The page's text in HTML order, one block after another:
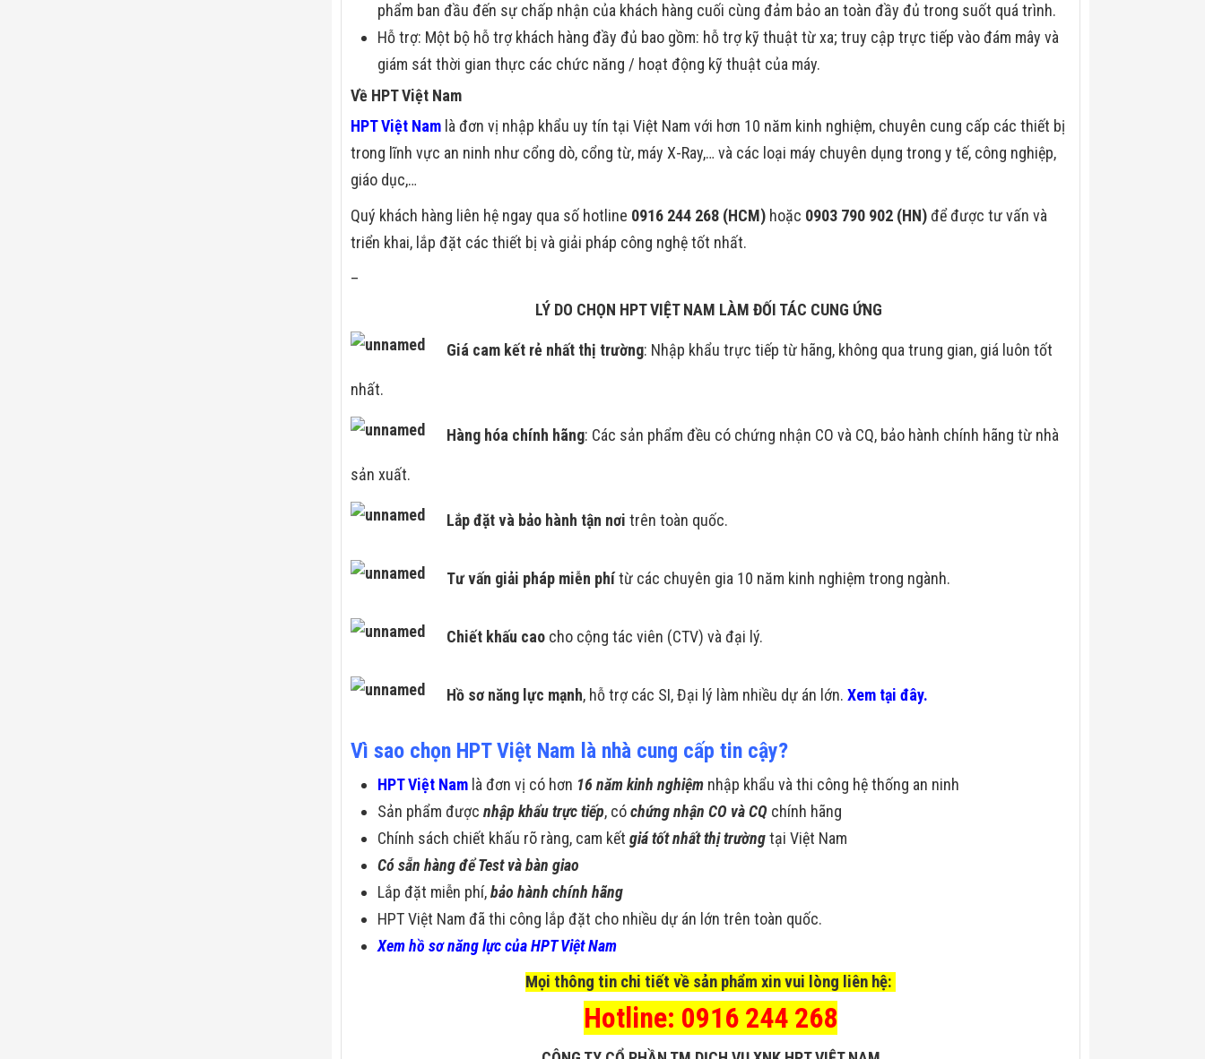
phẩm ban đầu đến sự chấp nhận của khách hàng cuối cùng đảm bảo an toàn đầy đủ trong suốt quá trình.
Hỗ trợ: Một bộ hỗ trợ khách hàng đầy đủ bao gồm: hỗ trợ kỹ thuật từ xa; truy cập trực tiếp vào đám mây và
giám sát thời gian thực các chức năng / hoạt động kỹ thuật của máy.
Về HPT Việt Nam
HPT Việt Nam là đơn vị nhập khẩu uy tín tại Việt Nam với hơn 10 năm kinh nghiệm, chuyên cung cấp các thiết bị
trong lĩnh vực an ninh như cổng dò, cổng từ, máy X-Ray,… và các loại máy chuyên dụng trong y tế, công nghiệp,
giáo dục,…
Quý khách hàng liên hệ ngay qua số hotline 0916 244 268 (HCM) hoặc 0903 790 902 (HN)để được tư vấn và
triển khai, lắp đặt các thiết bị và giải pháp công nghệ tốt nhất.
–
LÝ DO CHỌN HPT VIỆT NAM LÀM ĐỐI TÁC CUNG ỨNG
Giá cam kết rẻ nhất thị trường: Nhập khẩu trực tiếp từ hãng, không qua trung gian, giá luôn tốt
nhất.
Hàng hóa chính hãng: Các sản phẩm đều có chứng nhận CO và CQ, bảo hành chính hãng từ nhà
sản xuất.
Lắp đặt và bảo hành tận nơi trên toàn quốc.
Tư vấn giải pháp miễn phítừ các chuyên gia 10 năm kinh nghiệm trong ngành.
Chiết khấu cao cho cộng tác viên (CTV) và đại lý.
Hồ sơ năng lực mạnh, hỗ trợ các SI, Đại lý làm nhiều dự án lớn. Xem tại đây.
Vì sao chọn HPT Việt Nam là nhà cung cấp tin cậy?
HPT Việt Nam là đơn vị có hơn 16 năm kinh nghiệm nhập khẩu và thi công hệ thống an ninh
Sản phẩm được nhập khẩu trực tiếp, cóchứng nhận CO và CQ chính hãng
Chính sách chiết khấu rõ ràng, cam kết giá tốt nhất thị trườngtại Việt Nam
Có sẵn hàng để Test và bàn giao
Lắp đặt miễn phí,bảo hành chính hãng
HPT Việt Nam đã thi công lắp đặt cho nhiều dự án lớn trên toàn quốc.
Xem hồ sơ năng lực của HPT Việt Nam
Mọi thông tin chi tiết về sản phẩm xin vui lòng liên hệ:
Hotline: 0916 244 268